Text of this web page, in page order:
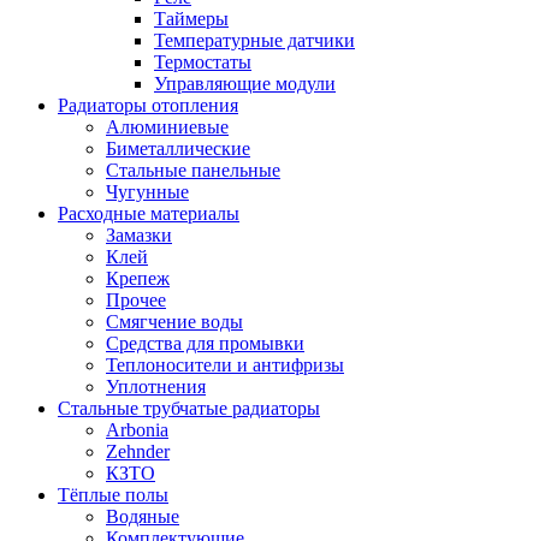
Таймеры
Температурные датчики
Термостаты
Управляющие модули
Радиаторы отопления
Алюминиевые
Биметаллические
Стальные панельные
Чугунные
Расходные материалы
Замазки
Клей
Крепеж
Прочее
Смягчение воды
Средства для промывки
Теплоносители и антифризы
Уплотнения
Стальные трубчатые радиаторы
Arbonia
Zehnder
КЗТО
Тёплые полы
Водяные